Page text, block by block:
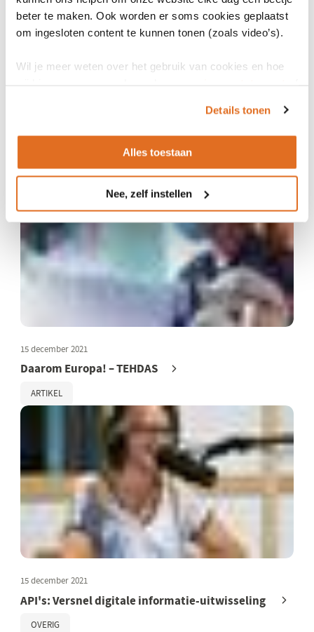
beter te maken. Ook worden er soms cookies geplaatst
om ingesloten content te kunnen tonen (zoals video’s).
Wil je meer weten over het gebruik van cookies en hoe
Details tonen
Alles toestaan
Nee, zelf instellen
Op weg naar een API-strategie voor de zorg
15 december 2021
Daarom Europa! – TEHDAS
ARTIKEL
15 december 2021
API's: Versnel digitale informatie-uitwisseling
OVERIG